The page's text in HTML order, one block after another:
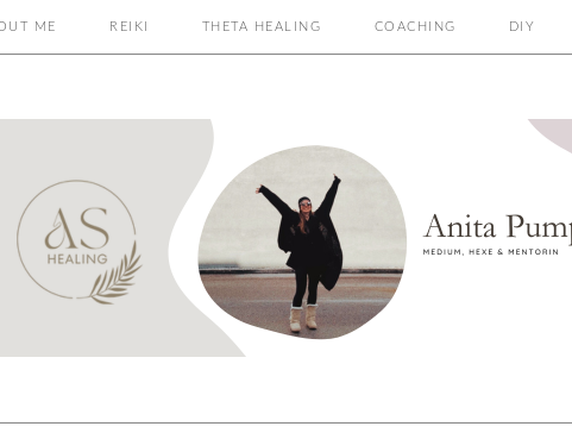
ME REIKI THETA HEALING COACHING DIY